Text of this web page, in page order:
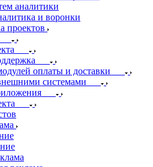
аналитики
и воронки
проектов
оплаты и доставки
системами